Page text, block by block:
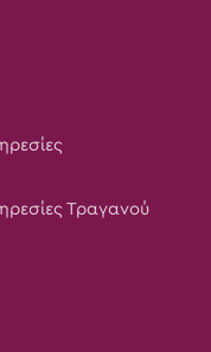
Τραγανού